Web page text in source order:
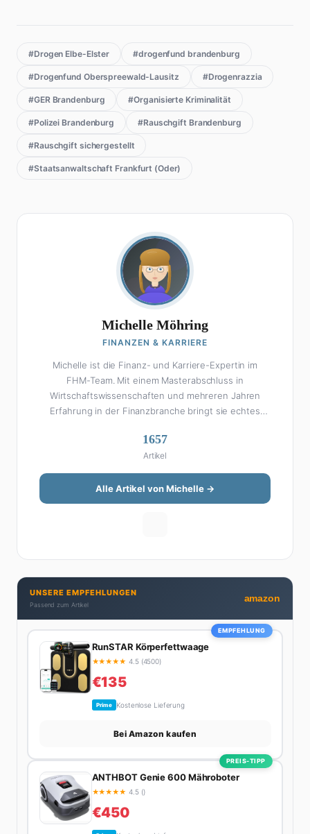
#Drogen Elbe-Elster #drogenfund brandenburg
#Drogenfund Oberspreewald-Lausitz #Drogenrazzia
#GER Brandenburg #Organisierte Kriminalität
#Polizei Brandenburg #Rauschgift Brandenburg
#Rauschgift sichergestellt
#Staatsanwaltschaft Frankfurt (Oder)
Michelle Möhring
FINANZEN & KARRIERE
Michelle ist die Finanz- und Karriere-Expertin im
FHM-Team. Mit einem Masterabschluss in
Wirtschaftswissenschaften und mehreren Jahren
Erfahrung in der Finanzbranche bringt sie echtes
Michelle klingt Altersvorsorge nicht wie eine
Steuererklärung. Ihre Stärke liegt darin, komplexe
Finanzthemen so aufzubereiten, dass sie jeder
versteht – ohne Fachchinesisch, dafür mit konkreten
Tipps zum Umsetzen. Von ETF-Strategien über
Privatleben unter einen Hut bekommt. Privat ist sie
bekennende Kaffee-Süchtige (3+ Tassen am Tag,
Minimum), Podcast-Hörerin und verbringt ihre
Wochenenden am liebsten in der Natur oder auf dem
1657
Artikel
Alle Artikel von Michelle →
UNSERE EMPFEHLUNGEN
Passend zum Artikel
amazon
EMPFEHLUNG
RunSTAR Körperfettwaage
★★★★★ 4.5 (4500)
€135
Prime Kostenlose Lieferung
Bei Amazon kaufen
PREIS-TIPP
ANTHBOT Genie 600 Mähroboter
★★★★★ 4.5 ()
€450